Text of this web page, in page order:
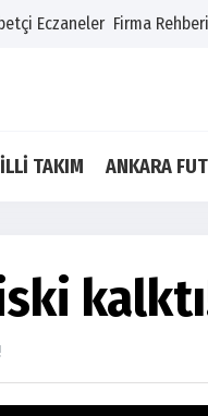
Eczaneler Firma Rehberi
TAKIM ANKARA